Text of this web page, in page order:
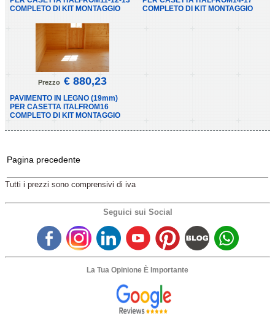
COMPLETO DI KIT MONTAGGIO
COMPLETO DI KIT MONTAGGIO
Prezzo € 880,23
PAVIMENTO IN LEGNO (19mm)
PER CASETTA ITALFROM16
COMPLETO DI KIT MONTAGGIO
Pagina precedente
Tutti i prezzi sono comprensivi di iva
Seguici sui Social
La Tua Opinione È Importante